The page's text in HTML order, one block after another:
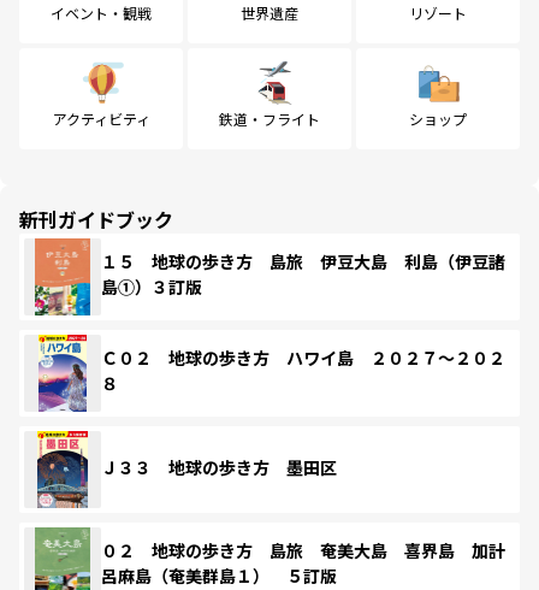
イベント・観戦 世界遺産 リゾート
アクティビティ 鉄道・フライト ショップ
新刊ガイドブック
１５ 地球の歩き方 島旅 伊豆大島 利島（伊豆諸
島①）３訂版
Ｃ０２ 地球の歩き方 ハワイ島 ２０２７～２０２
８
Ｊ３３ 地球の歩き方 墨田区
０２ 地球の歩き方 島旅 奄美大島 喜界島 加計
呂麻島（奄美群島１） ５訂版